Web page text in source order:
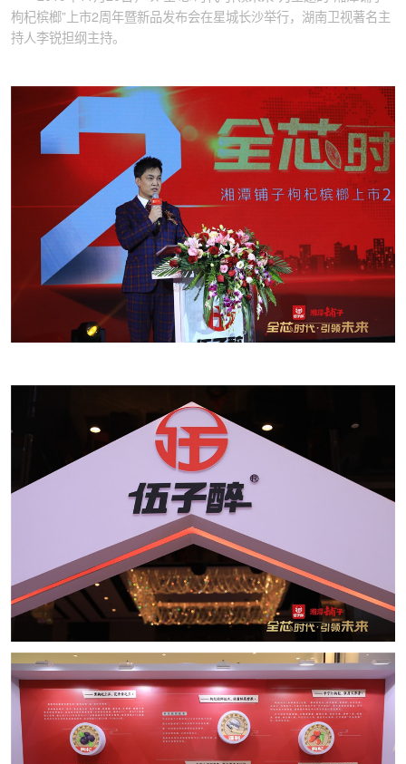
枸杞槟榔”上市2周年暨新品发布会在星城长沙举行，湖南卫视著名主
持人李锐担纲主持。